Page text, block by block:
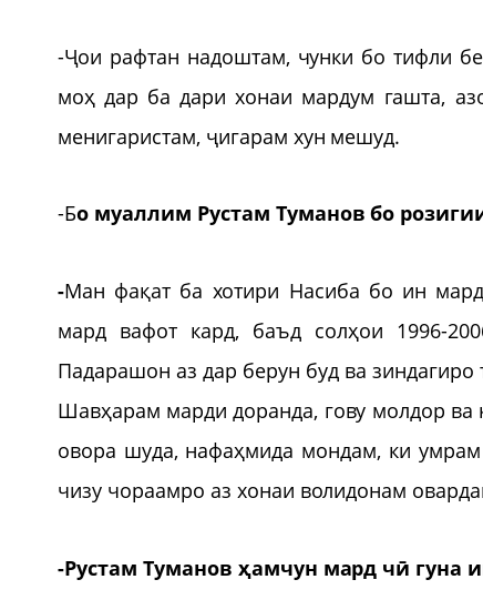
-Ҷои рафтан надоштам, чунки бо тифли
моҳ дар ба дари хонаи мардум гашта,
менигаристам, ҷигарам хун мешуд.
-Бо муаллим Рустам Туманов бо
-Ман фақат ба хотири Насиба бо ин
мард вафот кард, баъд солҳои 1996-
Падарашон аз дар берун буд ва
Шавҳарам марди доранда, гову молдор
овора шуда, нафаҳмида мондам, ки
чизу чораамро аз хонаи волидонам
-Рустам Туманов ҳамчун мард чӣ гуна